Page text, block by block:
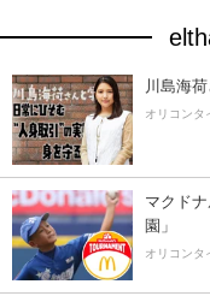
川島海
オリコンタ
マクド
園」
オリコンタ